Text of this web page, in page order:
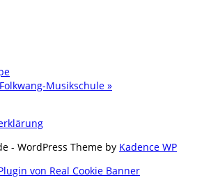
Musikschule »
- WordPress Theme by Kadence WP
von Real Cookie Banner